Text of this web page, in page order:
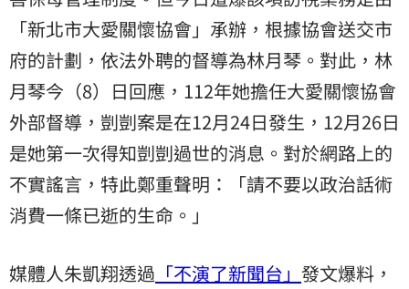
「新北市大愛關懷協會」承辦，根據協會送交市
府的計劃，依法外聘的督導為林月琴。對此，林
月琴今（8）日回應，112年她擔任大愛關懷協會
外部督導，剴剴案是在12月24日發生，12月26日
是她第一次得知剴剴過世的消息。對於網路上的
不實謠言，特此鄭重聲明：「請不要以政治話術
消費一條已逝的生命。」
媒體人朱凱翔透過 「不演了新聞台」 發文爆料，